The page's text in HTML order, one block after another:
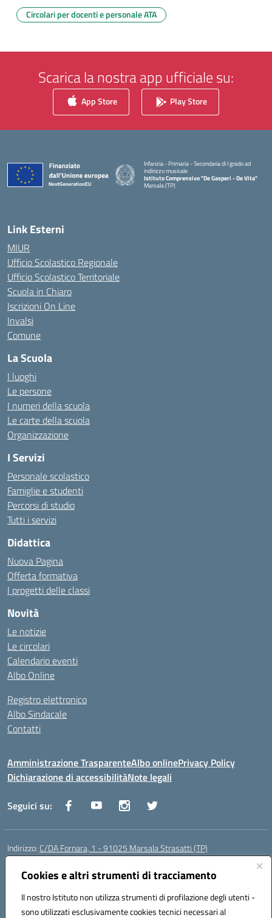
Cookies e altri strumenti di tracciamento
Il nostro Istituto non utilizza strumenti di profilazione degli utenti -
sono utilizzati esclusivamente cookies tecnici necessari al
Circolari per docenti e personale ATA
Scarica la nostra app ufficiale su:
App Store Play Store
Infanzia - Primaria - Secondaria di I grado ad
indirizzo musicale
Istituto Comprensivo "De Gasperi - De Vita"
Marsala (TP)
Link Esterni
MIUR
Ufficio Scolastico Regionale
Ufficio Scolastico Territoriale
Scuola in Chiaro
Iscrizioni On Line
Invalsi
Comune
La Scuola
I luoghi
Le persone
I numeri della scuola
Le carte della scuola
Organizzazione
I Servizi
Personale scolastico
Famiglie e studenti
Percorsi di studio
Tutti i servizi
Didattica
Nuova Pagina
Offerta formativa
I progetti delle classi
Novità
Le notizie
Le circolari
Calendario eventi
Albo Online
Registro elettronico
Albo Sindacale
Contatti
Amministrazione TrasparenteAlbo onlinePrivacy Policy
Dichiarazione di accessibilitàNote legali
Seguici su:
Indirizzo: C/DA Fornara, 1 - 91025 Marsala Strasatti (TP)
Centralino:
Posta elettronica certificata (PEC):tpic81600v@pec.istruzione.it
Codice fiscale: 82006360810
Codice meccanografico:TPIC81600V